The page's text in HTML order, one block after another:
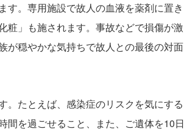
す。専用施設で故人の血液を薬剤に置き
粧」も施されます。事故などで損傷が激
が穏やかな気持ちで故人との最後の対面
。たとえば、感染症のリスクを気にする
間を過ごせること、また、ご遺体を10日